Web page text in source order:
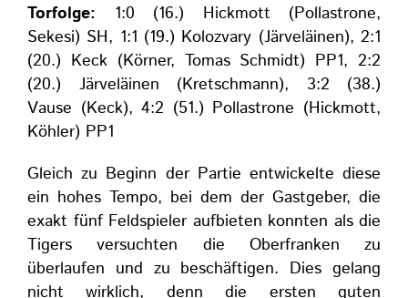
Torfolge: 1:0 (16.) Hickmott (Pollastrone,
Sekesi) SH, 1:1 (19.) Kolozvary (Järveläinen), 2:1
(20.) Keck (Körner, Tomas Schmidt) PP1, 2:2
(20.) Järveläinen (Kretschmann), 3:2 (38.)
Vause (Keck), 4:2 (51.) Pollastrone (Hickmott,
Köhler) PP1
Gleich zu Beginn der Partie entwickelte diese
ein hohes Tempo, bei dem der Gastgeber, die
exakt fünf Feldspieler aufbieten konnten als die
Tigers versuchten die Oberfranken zu
überlaufen und zu beschäftigen. Dies gelang
nicht wirklich, denn die ersten guten